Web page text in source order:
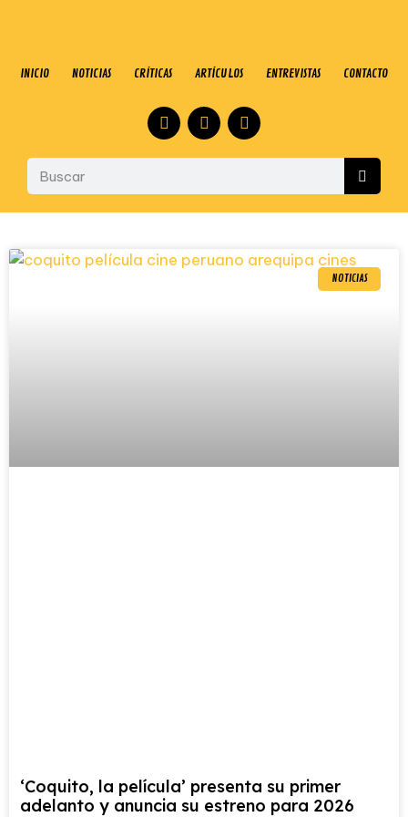
INICIO NOTICIAS CRÍTICAS ARTÍCULOS ENTREVISTAS CONTACTO
NOTICIAS
‘Coquito, la película’ presenta su primer
adelanto y anuncia su estreno para 2026